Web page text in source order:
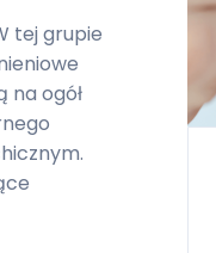
tej grupie
ogół